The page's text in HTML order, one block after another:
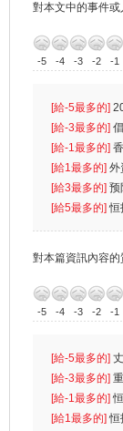
對本文中的事件或
-5 -4 -3 -2 -1
[給-5最多的]
首位
[給-3最多的]
生
[給-1最多的]
k）”项目
[給1最多的] 外
[給3最多的] 预
[給5最多的]恒
對本篇資訊內容的
-5 -4 -3 -2 -1
[給-5最多的]
先
[給-3最多的]
[給-1最多的]
無
[給1最多的]恒